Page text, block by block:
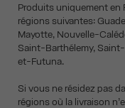
Produits uniquement en
régions suivantes:
Mayotte, Nouvelle-
Saint-Barthélemy,
et-Futuna.
Si vous ne résidez pas
régions où la livraison